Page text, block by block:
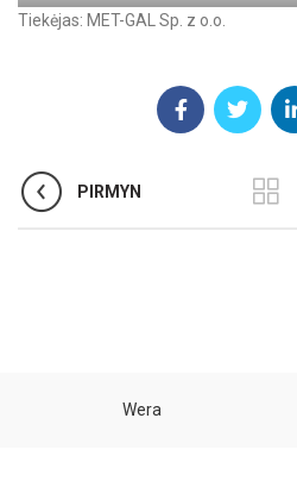
Tiekėjas: MET-GAL Sp. z o.o.
PIRMYN
Wera